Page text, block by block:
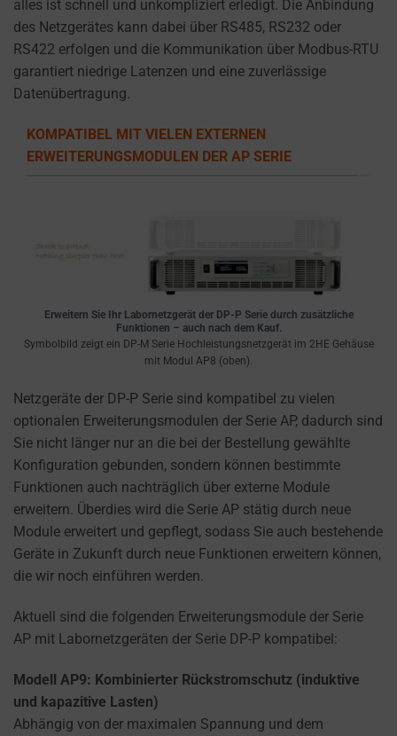
alles ist schnell und unkompliziert erledigt. Die Anbindung
des Netzgerätes kann dabei über RS485, RS232 oder
RS422 erfolgen und die Kommunikation über Modbus-RTU
garantiert niedrige Latenzen und eine zuverlässige
Datenübertragung.
KOMPATIBEL MIT VIELEN EXTERNEN
ERWEITERUNGSMODULEN DER AP SERIE
Erweitern Sie Ihr Labornetzgerät der DP-P Serie durch zusätzliche
Funktionen – auch nach dem Kauf.
Symbolbild zeigt ein DP-M Serie Hochleistungsnetzgerät im 2HE Gehäuse
mit Modul AP8 (oben).
Netzgeräte der DP-P Serie sind kompatibel zu vielen
optionalen Erweiterungsmodulen der Serie AP, dadurch sind
Sie nicht länger nur an die bei der Bestellung gewählte
Konfiguration gebunden, sondern können bestimmte
Funktionen auch nachträglich über externe Module
erweitern. Überdies wird die Serie AP stätig durch neue
Module erweitert und gepflegt, sodass Sie auch bestehende
Geräte in Zukunft durch neue Funktionen erweitern können,
die wir noch einführen werden.
Aktuell sind die folgenden Erweiterungsmodule der Serie
AP mit Labornetzgeräten der Serie DP-P kompatibel:
Modell AP9: Kombinierter Rückstromschutz (induktive
und kapazitive Lasten)
Abhängig von der maximalen Spannung und dem
policy.
This
document
outlines
the
cookies
information
shared.
also
explains
how
you
can
manage
your